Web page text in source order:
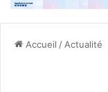
Accueil / Actualité